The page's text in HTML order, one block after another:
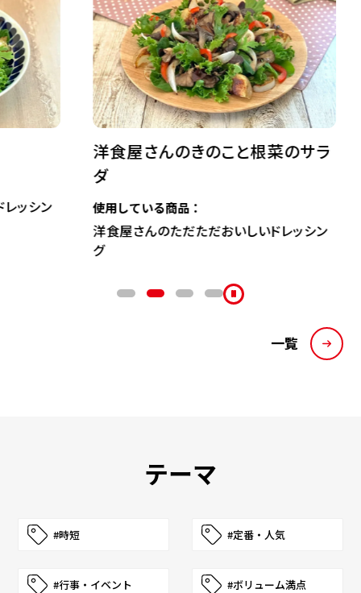
洋食屋さんのきのこと根菜のサラ
使用している商品：
洋食屋さんのただただおいしいドレッシン
ヤムウ
一覧
テーマ
#時短 #定番・人気
#行事・イベント #ボリューム満点